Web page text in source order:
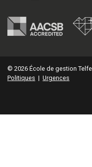
© 2026 École de gestion
Politiques | Urgences